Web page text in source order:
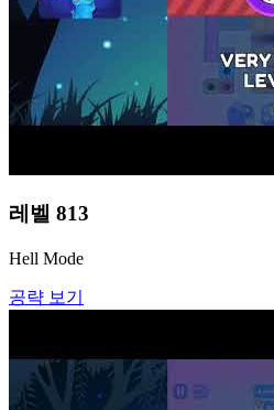
레벨 813
Hell Mode
공략 보기